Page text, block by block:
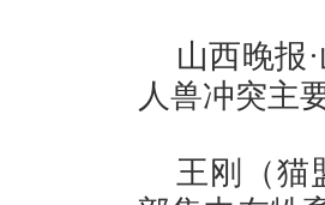
山西晚报
人兽冲突主
王刚（猫